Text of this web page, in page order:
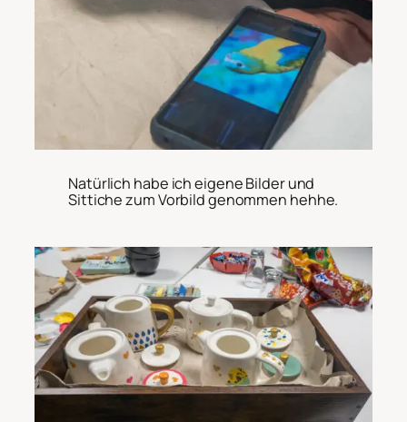
Natürlich habe ich eigene Bilder und
Sittiche zum Vorbild genommen hehhe.